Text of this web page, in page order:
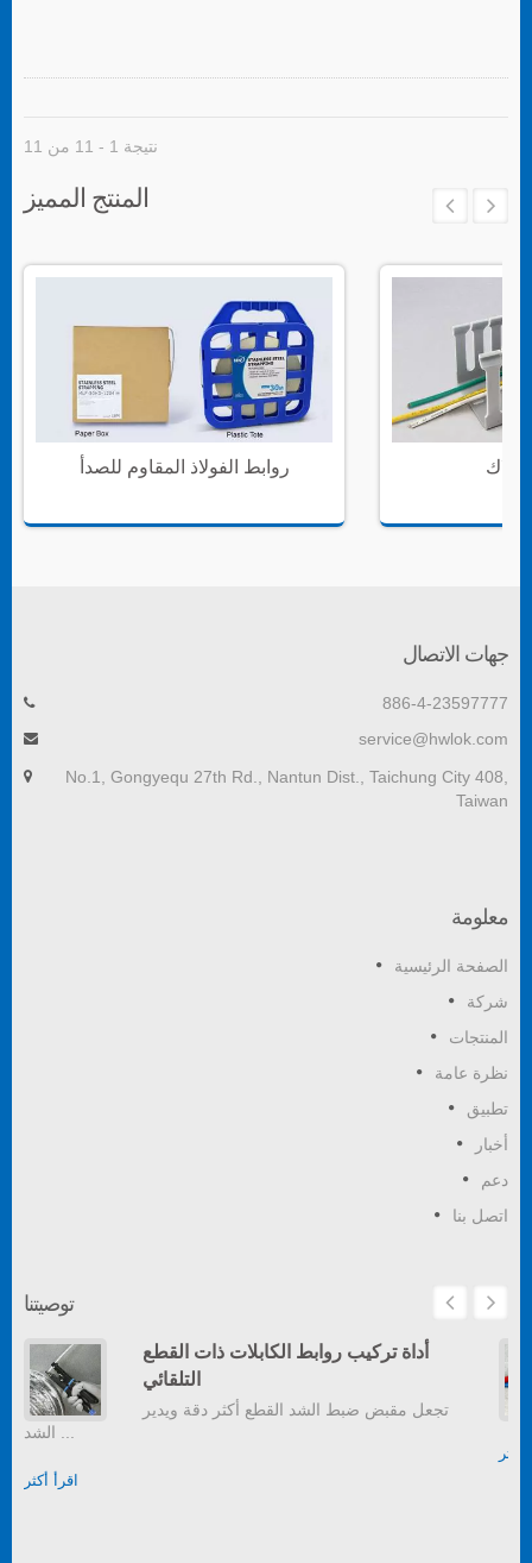
نتيجة 1 - 11 من 11
المنتج المميز
روابط الفولاذ المقاوم للصدأ
جهات الاتصال
886-4-23597777
service@hwlok.com
No.1, Gongyequ 27th Rd., Nantun Dist., Taichung City 408,
Taiwan
معلومة
الصفحة الرئيسية
شركة
المنتجات
نظرة عامة
تطبيق
أخبار
دعم
اتصل بنا
توصيتنا
أداة تركيب روابط الكابلات ذات القطع
التلقائي
تجعل مقبض ضبط الشد القطع أكثر دقة ويدير
الشد ...
اقرأ أكثر